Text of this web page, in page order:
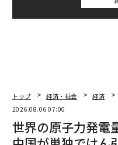
トップ 経済・社会 経済
2026.08.06 07:00
世界の原子力発電